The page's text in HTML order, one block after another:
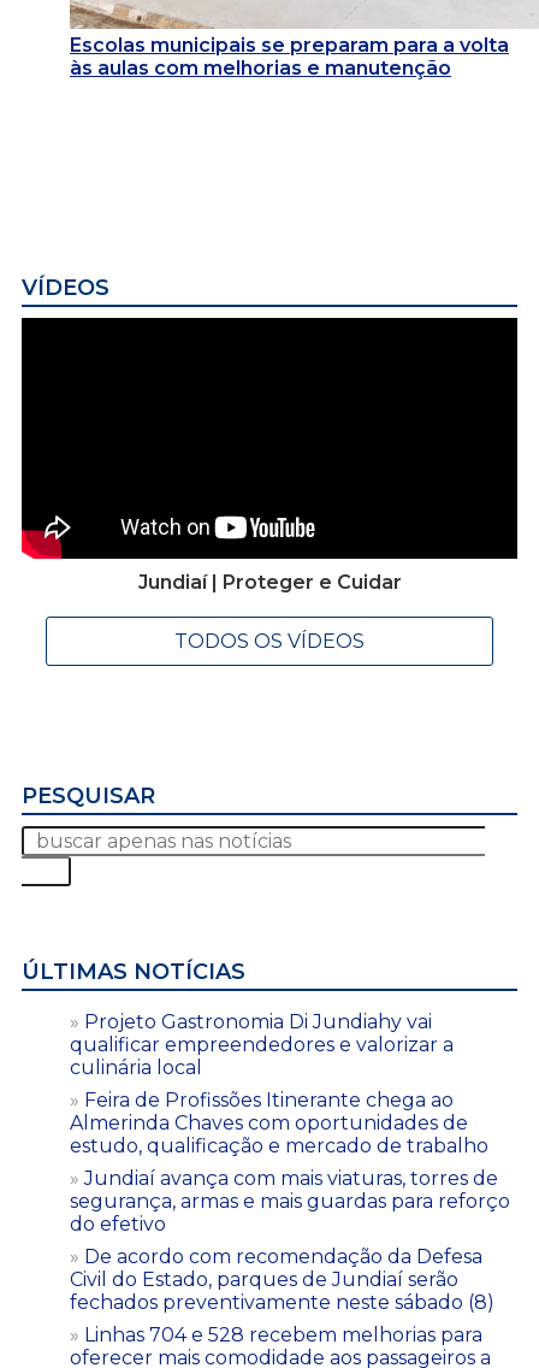
Escolas municipais se preparam para a volta
às aulas com melhorias e manutenção
VÍDEOS
Jundiaí | Proteger e Cuidar
TODOS OS VÍDEOS
PESQUISAR
ÚLTIMAS NOTÍCIAS
Projeto Gastronomia Di Jundiahy vai
qualificar empreendedores e valorizar a
culinária local
Feira de Profissões Itinerante chega ao
Almerinda Chaves com oportunidades de
estudo, qualificação e mercado de trabalho
Jundiaí avança com mais viaturas, torres de
segurança, armas e mais guardas para reforço
do efetivo
De acordo com recomendação da Defesa
Civil do Estado, parques de Jundiaí serão
fechados preventivamente neste sábado (8)
Linhas 704 e 528 recebem melhorias para
oferecer mais comodidade aos passageiros a